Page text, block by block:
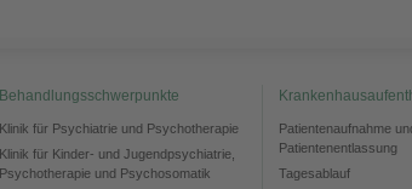
Behandlungsschwerpunkte
Klinik für Psychiatrie und Psychotherapie
Klinik für Kinder- und Jugendpsychiatrie,
Psychotherapie und Psychosomatik
Patientenaufnahme
Patientenentlassung
Tagesablauf